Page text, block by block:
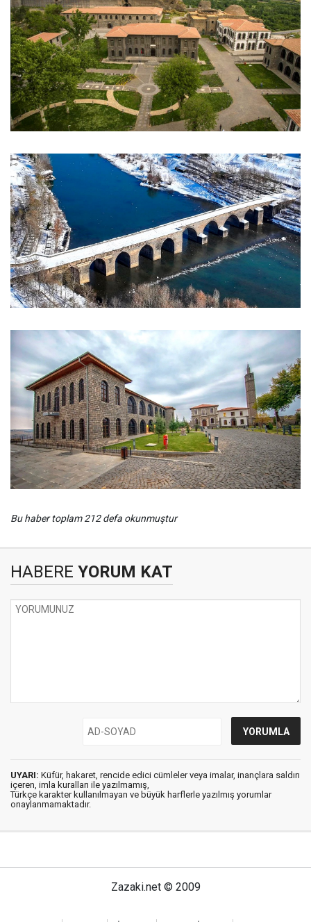
Bu haber toplam 212 defa okunmuştur
HABERE YORUM KAT
UYARI: Küfür, hakaret, rencide edici cümleler veya imalar, inançlara saldırı
içeren, imla kuralları ile yazılmamış,
Türkçe karakter kullanılmayan ve büyük harflerle yazılmış yorumlar
onaylanmamaktadır.
Zazaki.net © 2009